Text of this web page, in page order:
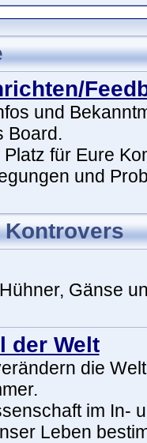
und
Board.
für Eure
und
Gänse
der Welt
die
im In-
Leben